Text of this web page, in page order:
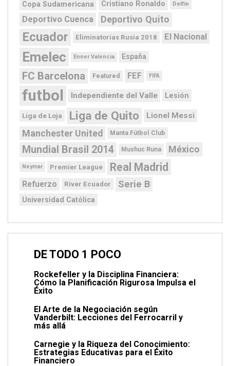
Copa Sudamericana Cristiano Ronaldo Delfín
Deportivo Cuenca Deportivo Quito
Ecuador Eliminatorias Rusia 2018 El Nacional
Emelec Enner Valencia España
FC Barcelona Featured FEF FIFA
futbol Independiente del Valle Lesión
Liga de Loja Liga de Quito Lionel Messi
Manchester United Manta Fútbol Club
Mundial Brasil 2014 Mushuc Runa México
Neymar Premier League Real Madrid
Refuerzo River Ecuador Serie B
Universidad Católica
DE TODO 1 POCO
Rockefeller y la Disciplina Financiera:
Cómo la Planificación Rigurosa Impulsa el
Éxito
El Arte de la Negociación según
Vanderbilt: Lecciones del Ferrocarril y
más allá
Carnegie y la Riqueza del Conocimiento:
Estrategias Educativas para el Éxito
Financiero